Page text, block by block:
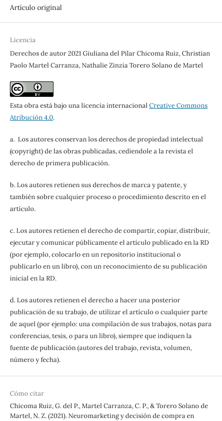
Artículo original
Licencia
Derechos de autor 2021 Giuliana del Pilar Chicoma Ruiz, Christian
Paolo Martel Carranza, Nathalie Zinzia Torero Solano de Martel
Esta obra está bajo una licencia internacional Creative Commons
Atribución 4.0.
a. Los autores conservan los derechos de propiedad intelectual
(copyright) de las obras publicadas, cediendole a la revista el
derecho de primera publicación.
b. Los autores retienen sus derechos de marca y patente, y
también sobre cualquier proceso o procedimiento descrito en el
artículo.
c. Los autores retienen el derecho de compartir, copiar, distribuir,
ejecutar y comunicar públicamente el artículo publicado en la RD
(por ejemplo, colocarlo en un repositorio institucional o
publicarlo en un libro), con un reconocimiento de su publicación
inicial en la RD.
d. Los autores retienen el derecho a hacer una posterior
publicación de su trabajo, de utilizar el artículo o cualquier parte
de aquel (por ejemplo: una compilación de sus trabajos, notas para
conferencias, tesis, o para un libro), siempre que indiquen la
fuente de publicación (autores del trabajo, revista, volumen,
número y fecha).
Cómo citar
Chicoma Ruiz, G. del P., Martel Carranza, C. P., & Torero Solano de
Martel, N. Z. (2021). Neuromarketing y decisión de compra en